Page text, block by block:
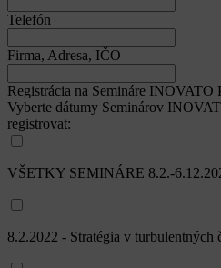
Telefón
Firma, Adresa, IČO
Registrácia na Semináre INOVATO
Vyberte dátumy Seminárov
registrovat:
VŠETKY SEMINÁRE 8.2.-
8.2.2022 - Stratégia v turbulentných